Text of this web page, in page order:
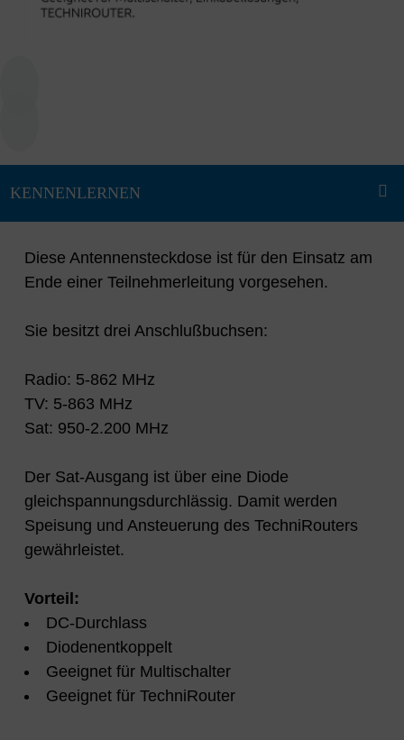
Diese Antennensteckdose ist für den Einsatz am
Ende einer Teilnehmerleitung vorgesehen.
Sie besitzt drei Anschlußbuchsen:
Radio: 5-862 MHz
TV: 5-863 MHz
Sat: 950-2.200 MHz
Der Sat-Ausgang ist über eine Diode
gleichspannungsdurchlässig. Damit werden
Speisung und Ansteuerung des TechniRouters
gewährleistet.
Vorteil:
DC-Durchlass
Diodenentkoppelt
Geeignet für Multischalter
Geeignet für TechniRouter